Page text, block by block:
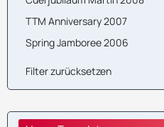
TTM Anniversary 2007
Spring Jamboree 2006
Filter zurücksetzen